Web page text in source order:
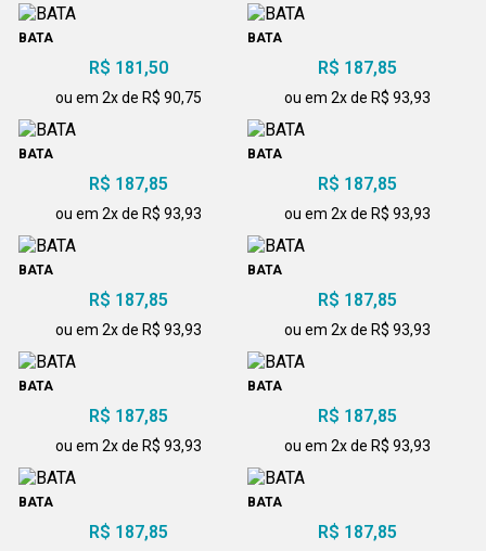
BATA
R$ 181,50
ou em 2x de R$ 90,75
BATA
R$ 187,85
ou em 2x de R$ 93,93
BATA
R$ 187,85
ou em 2x de R$ 93,93
BATA
R$ 187,85
ou em 2x de R$ 93,93
BATA
R$ 187,85
ou em 2x de R$ 93,93
BATA
R$ 187,85
ou em 2x de R$ 93,93
BATA
R$ 187,85
ou em 2x de R$ 93,93
BATA
R$ 187,85
ou em 2x de R$ 93,93
BATA
R$ 187,85
BATA
R$ 187,85